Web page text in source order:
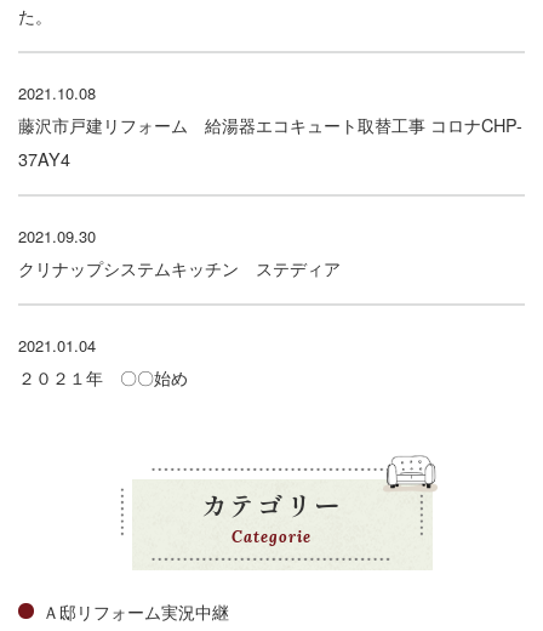
た。
2021.10.08
藤沢市戸建リフォーム 給湯器エコキュート取替工事 コロナCHP-
37AY4
2021.09.30
クリナップシステムキッチン ステディア
2021.01.04
２０２１年 〇〇始め
カテゴリー
Categorie
Ａ邸リフォーム実況中継